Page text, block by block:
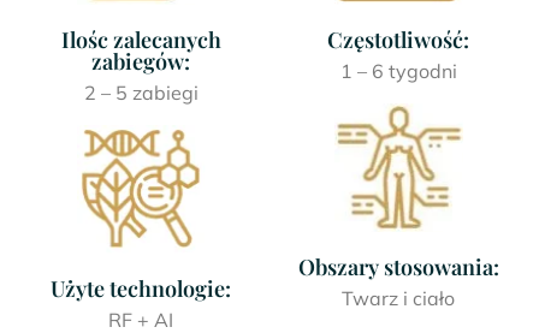
Ilośc zalecanych
zabiegów:
2 – 5 zabiegi
Użyte technologie:
RF + AI
Częstotliwość:
1 – 6 tygodni
Obszary stosowania:
Twarz i ciało